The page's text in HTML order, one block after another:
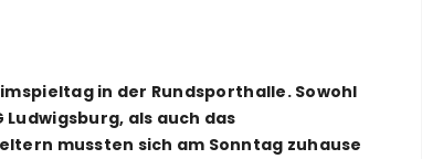
in der Rundsporthalle. Sowohl
Ludwigsburg, als auch das
mussten sich am Sonntag zuhause